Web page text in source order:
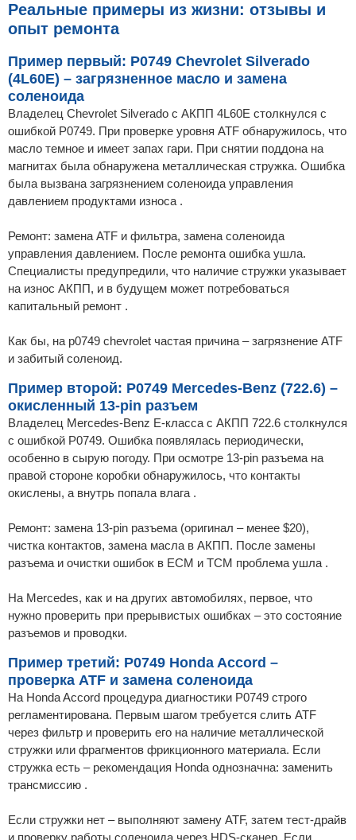
Реальные примеры из жизни: отзывы и
опыт ремонта
Пример первый: P0749 Chevrolet Silverado
(4L60E) – загрязненное масло и замена
соленоида
Владелец Chevrolet Silverado с АКПП 4L60E столкнулся с
ошибкой P0749. При проверке уровня ATF обнаружилось, что
масло темное и имеет запах гари. При снятии поддона на
магнитах была обнаружена металлическая стружка. Ошибка
была вызвана загрязнением соленоида управления
давлением продуктами износа .
Ремонт: замена ATF и фильтра, замена соленоида
управления давлением. После ремонта ошибка ушла.
Специалисты предупредили, что наличие стружки указывает
на износ АКПП, и в будущем может потребоваться
капитальный ремонт .
Как бы, на p0749 chevrolet частая причина – загрязнение ATF
и забитый соленоид.
Пример второй: P0749 Mercedes-Benz (722.6) –
окисленный 13-pin разъем
Владелец Mercedes-Benz E-класса с АКПП 722.6 столкнулся
с ошибкой P0749. Ошибка появлялась периодически,
особенно в сырую погоду. При осмотре 13-pin разъема на
правой стороне коробки обнаружилось, что контакты
окислены, а внутрь попала влага .
Ремонт: замена 13-pin разъема (оригинал – менее $20),
чистка контактов, замена масла в АКПП. После замены
разъема и очистки ошибок в ECM и TCM проблема ушла .
На Mercedes, как и на других автомобилях, первое, что
нужно проверить при прерывистых ошибках – это состояние
разъемов и проводки.
Пример третий: P0749 Honda Accord –
проверка ATF и замена соленоида
На Honda Accord процедура диагностики P0749 строго
регламентирована. Первым шагом требуется слить ATF
через фильтр и проверить его на наличие металлической
стружки или фрагментов фрикционного материала. Если
стружка есть – рекомендация Honda однозначна: заменить
трансмиссию .
Если стружки нет – выполняют замену ATF, затем тест-драйв